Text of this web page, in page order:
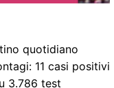
quotidiano
11 casi positivi
3.786 test